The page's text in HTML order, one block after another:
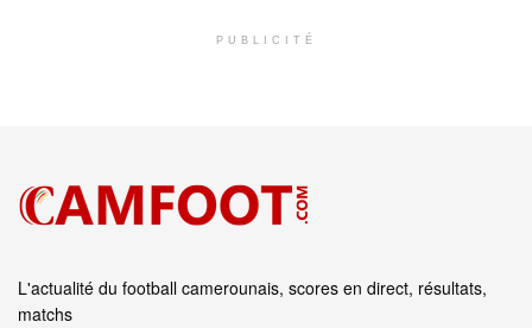
PUBLICITÉ
L'actualité du football camerounais, scores en direct, résultats,
matchs